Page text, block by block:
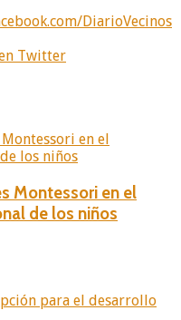
DiarioVecinos
Twitter
Montessori en el
de los niños